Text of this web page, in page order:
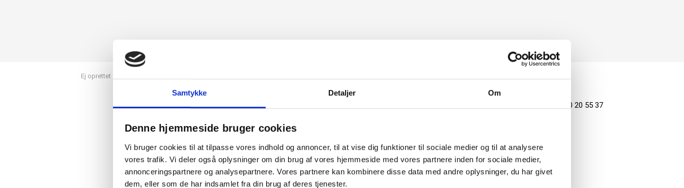
Samtykke Detaljer Om
Denne hjemmeside bruger cookies
Vi bruger cookies til at tilpasse vores indhold og annoncer, til at vise dig funktioner til sociale medier og til at analysere
vores trafik. Vi deler også oplysninger om din brug af vores hjemmeside med vores partnere inden for sociale medier,
annonceringspartnere og analysepartnere. Vores partnere kan kombinere disse data med andre oplysninger, du har givet
dem, eller som de har indsamlet fra din brug af deres tjenester.
Ej oprettet
Spørgsmål? Ring tlf. 70 20 55 37